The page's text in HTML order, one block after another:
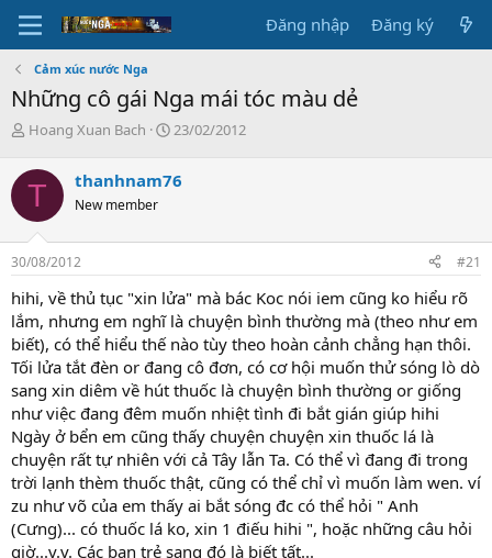
Đăng nhập Đăng ký
Cảm xúc nước Nga
Những cô gái Nga mái tóc màu dẻ
T
r
e
d
s
t
r
t
e
r
Hoang Xuan Bach
N
y
i
23/02/2012
T thanhnam76
New member
30/08/2012 #21
hihi, về thủ tục "xin lửa" mà bác Koc nói iem cũng ko hiểu rõ
lắm, nhưng em nghĩ là chuyện bình thường mà (theo như em
biết), có thể hiểu thế nào tùy theo hoàn cảnh chẳng hạn thôi.
Tối lửa tắt đèn or đang cô đơn, có cơ hội muốn thử sóng lò dò
sang xin diêm về hút thuốc là chuyện bình thường or giống
như việc đang đêm muốn nhiệt tình đi bắt gián giúp hihi
Ngày ở bển em cũng thấy chuyện chuyện xin thuốc lá là
chuyện rất tự nhiên với cả Tây lẫn Ta. Có thể vì đang đi trong
trời lạnh thèm thuốc thật, cũng có thể chỉ vì muốn làm wen. ví
zu như võ của em thấy ai bắt sóng đc có thể hỏi " Anh
(Cưng)... có thuốc lá ko, xin 1 điếu hihi ", hoặc những câu hỏi
giờ...v.v. Các bạn trẻ sang đó là biết tất...